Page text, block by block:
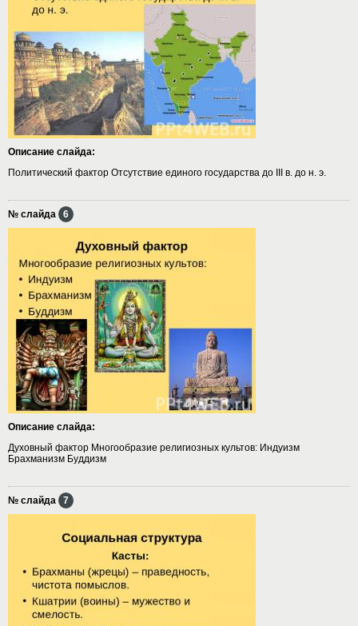
Описание слайда:
Политический фактор Отсутствие единого государства до III в. до н. э.
№ слайда 6
Описание слайда:
Духовный фактор Многообразие религиозных культов: Индуизм
Брахманизм Буддизм
№ слайда 7